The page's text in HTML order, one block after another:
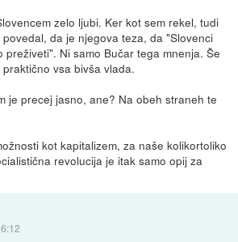
zelo ljubi. Ker kot sem rekel, tudi
da je njegova teza, da "Slovenci
preživeti". Ni samo Bučar tega mnenja. Še
vsa bivša vlada.
je precej jasno, ane? Na obeh straneh te
kot kapitalizem, za naše kolikortoliko
revolucija je itak samo opij za